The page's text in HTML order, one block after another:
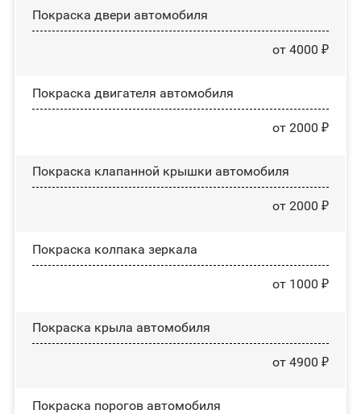
Покраска двери автомобиля
от 4000 ₽
Покраска двигателя автомобиля
от 2000 ₽
Покраска клапанной крышки автомобиля
от 2000 ₽
Покраска колпака зеркала
от 1000 ₽
Покраска крыла автомобиля
от 4900 ₽
Покраска порогов автомобиля